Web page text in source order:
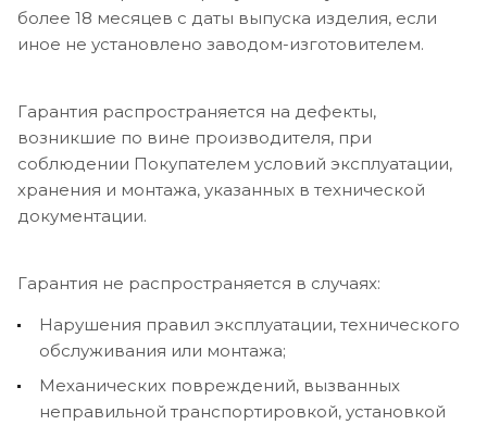
более 18 месяцев с даты выпуска изделия, если
иное не установлено заводом-изготовителем.
Гарантия распространяется на дефекты,
возникшие по вине производителя, при
соблюдении Покупателем условий эксплуатации,
хранения и монтажа, указанных в технической
документации.
Гарантия не распространяется в случаях:
Нарушения правил эксплуатации, технического
обслуживания или монтажа;
Механических повреждений, вызванных
неправильной транспортировкой, установкой